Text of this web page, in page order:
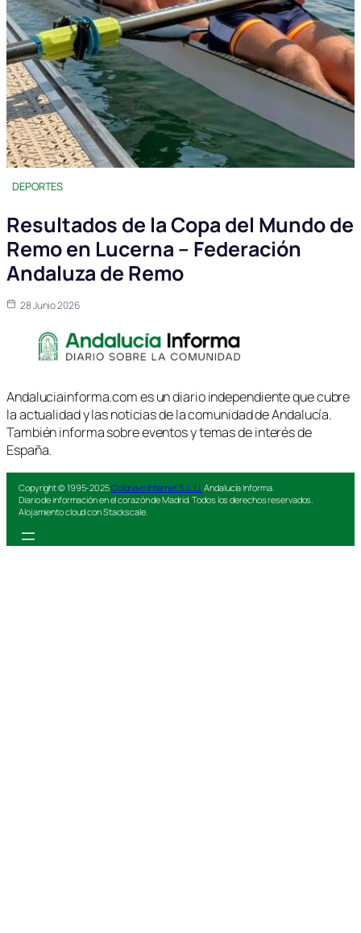
DEPORTES
Resultados de la Copa del Mundo de
Remo en Lucerna – Federación
Andaluza de Remo
28 Junio 2026
Andaluciainforma.com es un diario independiente que cubre
la actualidad y las noticias de la comunidad de Andalucía.
También informa sobre eventos y temas de interés de
España.
Copyright © 1995-2025Colorvivo Internet S.L.U. Andalucía Informa.
Diario de información en el corazón de Madrid. Todos los derechos reservados.
Alojamiento cloud con Stackscale.